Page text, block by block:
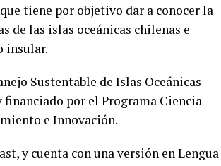
tiene por objetivo dar a conocer la
de las islas oceánicas chilenas e
insular.
Sustentable de Islas Oceánicas
por el Programa Ciencia
e Innovación.
y cuenta con una versión en Lengua